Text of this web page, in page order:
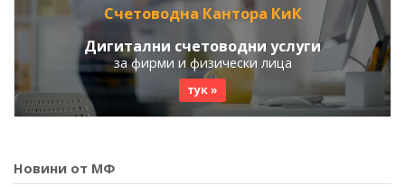
Счетоводна Кантора КиК
Дигитални счетоводни услуги
за фирми и физически лица
тук »
Новини от МФ